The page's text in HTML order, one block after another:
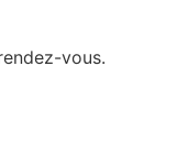
vous.